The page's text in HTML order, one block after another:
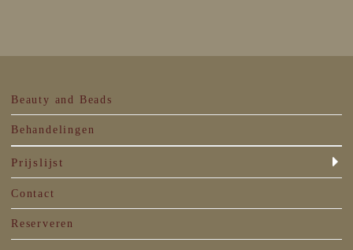
Beauty and Beads
Behandelingen
Prijslijst
Contact
Reserveren